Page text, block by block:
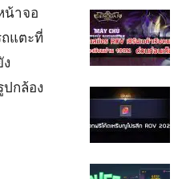
น้าจอ
แตะที่
กล้อง